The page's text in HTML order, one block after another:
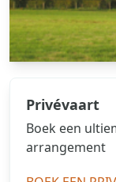
Privévaart
Boek een
arrangement